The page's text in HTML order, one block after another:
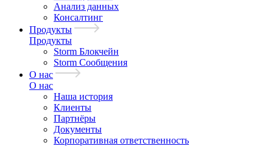
Анализ данных
Консалтинг
Продукты
Продукты
Storm Блокчейн
Storm Сообщения
О нас
О нас
Наша история
Клиенты
Партнёры
Документы
Корпоративная ответственность